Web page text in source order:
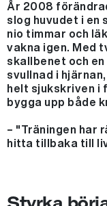
År 2008
slog huvudet i en
nio timmar och
vakna igen. Med
skallbenet och
svullnad i
helt sjukskriven i
bygga upp både
– "Träningen har
hitta tillbaka till